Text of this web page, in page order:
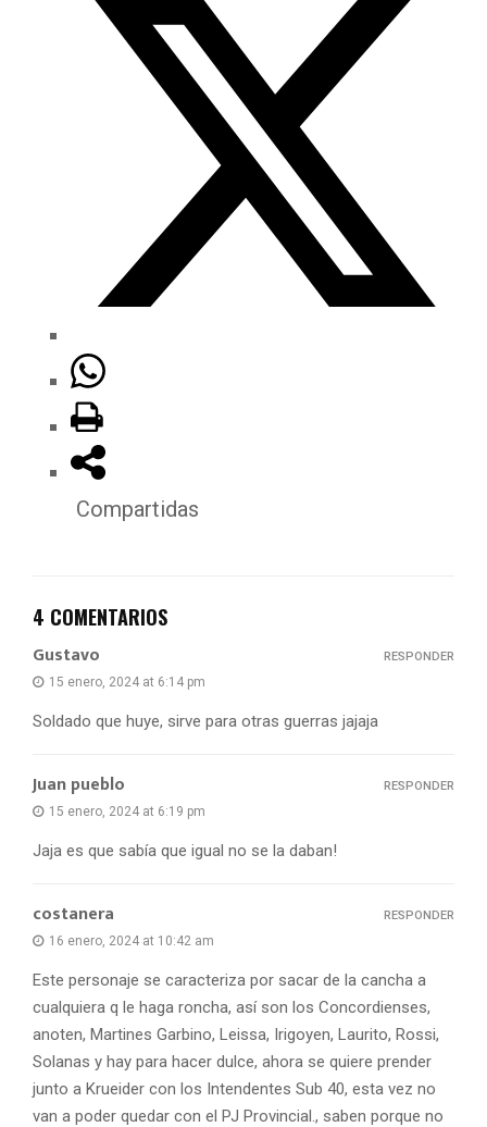
Compartidas
4 COMENTARIOS
Gustavo
15 enero, 2024 at 6:14 pm
Soldado que huye, sirve para otras guerras jajaja
RESPONDER
Juan pueblo
15 enero, 2024 at 6:19 pm
Jaja es que sabía que igual no se la daban!
RESPONDER
costanera
16 enero, 2024 at 10:42 am
Este personaje se caracteriza por sacar de la cancha a
cualquiera q le haga roncha, así son los Concordienses,
anoten, Martines Garbino, Leissa, Irigoyen, Laurito, Rossi,
Solanas y hay para hacer dulce, ahora se quiere prender
junto a Krueider con los Intendentes Sub 40, esta vez no
van a poder quedar con el PJ Provincial., saben porque no
RESPONDER